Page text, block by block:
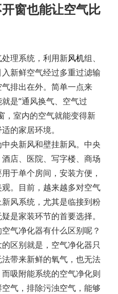
窗也能让空气比
理系统，利用新风机组、
新鲜空气经过多重过滤输
排出在外。简单一点来
是“通风换气、空气过
，室内的空气就能变得新
的家居环境。
央新风和壁挂新风。中央
店、医院、写字楼、商场
于单个房间，安装方便，
。目前，越来越多对空气
风系统，尤其是临接到粉
是家装环节的首要选择。
气净化器有什么区别呢？
区别就是，空气净化器只
带来新鲜的氧气，也无法
吸附能系统的空气净化则
气，排除污浊空气，能够